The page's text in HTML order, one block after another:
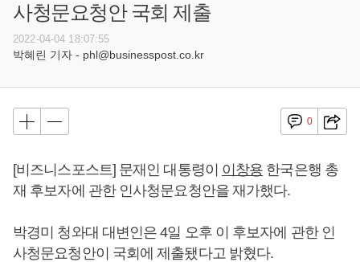
사청문요청안 국회 제출
2022-04-04 18:07:55
박혜린 기자 - phl@businesspost.co.kr
0
[비즈니스포스트] 문재인 대통령이 이창용 한국은행 총
재 후보자에 관한 인사청문요청안을 재가했다.
박경미 청와대 대변인은 4일 오후 이 후보자에 관한 인
사청문요청안이 국회에 제출됐다고 밝혔다.